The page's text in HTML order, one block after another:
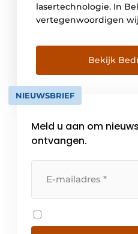
lasertechnologie. In
vertegenwoordigen wij
samenwerking met
ervoor gezorgd dat
één van de grootste
machineleveranciers.
jarenlange ervaring van
Bekijk
NIEUWSBRIEF
Meld u aan om
ontvangen.